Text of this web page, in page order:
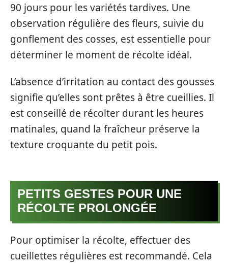
90 jours pour les variétés tardives. Une
observation régulière des fleurs, suivie du
gonflement des cosses, est essentielle pour
déterminer le moment de récolte idéal.
L’absence d’irritation au contact des gousses
signifie qu’elles sont prêtes à être cueillies. Il
est conseillé de récolter durant les heures
matinales, quand la fraîcheur préserve la
texture croquante du petit pois.
PETITS GESTES POUR UNE
RÉCOLTE PROLONGÉE
Pour optimiser la récolte, effectuer des
cueillettes régulières est recommandé. Cela